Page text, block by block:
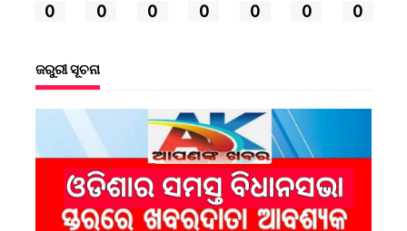
0 0 0 0 0 0 0
ଜରୁରୀ ସୂଚନା